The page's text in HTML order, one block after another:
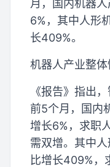
月，国内机器
6%，其中人形
长409%。
机器人产业整
《报告》指出
前5个月，国内
增长6%，求职
需双增。其中
比增长409%，